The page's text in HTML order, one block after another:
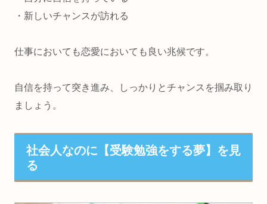
・新しいチャンスが訪れる
仕事においても恋愛においても良い兆候です。
自信を持って突き進み、しっかりとチャンスを掴み取り
ましょう。
社会人なのに【受験勉強をする夢】を見
る